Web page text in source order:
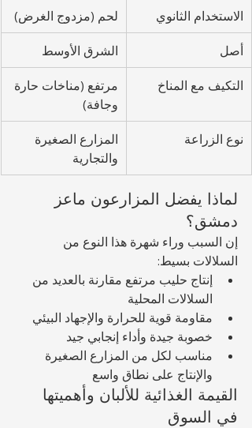
الاستخدام الثانوي لحم (مزدوج الغرض)
أصل الشرق الأوسط
التكيف مع المناخ
مرتفع (مناخات حارة
وجافة)
نوع الزراعة
المزارع الصغيرة
والتجارية
لماذا يفضل المزارعون ماعز
دمشق؟
إن السبب وراء شهرة هذا النوع من
السلالات بسيط:
إنتاج حليب مرتفع مقارنة بالعديد من
السلالات المحلية
مقاومة قوية للحرارة والإجهاد البيئي
خصوبة جيدة وأداء إنجابي جيد
مناسب لكل من المزارع الصغيرة
والإنتاج على نطاق واسع
القيمة الغذائية للألبان وأهميتها
في السوق